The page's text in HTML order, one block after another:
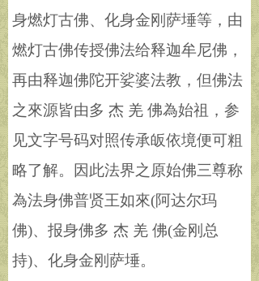
身燃灯古佛、化身金刚萨埵等，由
燃灯古佛传授佛法给释迦牟尼佛，
再由释迦佛陀开娑婆法教，但佛法
之來源皆由多 杰 羌 佛為始祖，参
见文字号码对照传承皈依境便可粗
略了解。因此法界之原始佛三尊称
為法身佛普贤王如來(阿达尔玛
佛)、报身佛多 杰 羌 佛(金刚总
持)、化身金刚萨埵。